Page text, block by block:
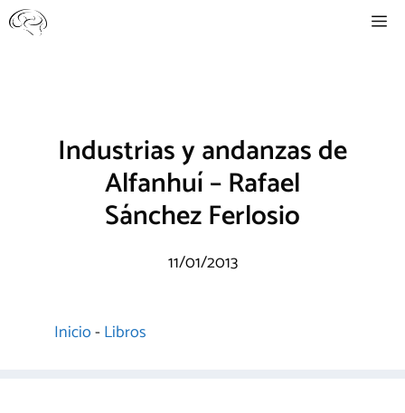
Saltar
al
Industrias y andanzas de
Alfanhuí – Rafael
Sánchez Ferlosio
11/01/2013
Inicio-Libros